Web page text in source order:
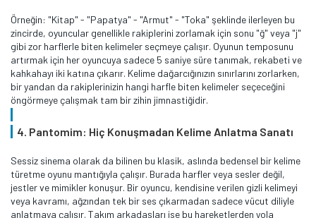
Örneğin: "Kitap" - "Papatya" - "Armut" - "Toka" şeklinde ilerleyen bu
zincirde, oyuncular genellikle rakiplerini zorlamak için sonu "ğ" veya "j"
gibi zor harflerle biten kelimeler seçmeye çalışır. Oyunun temposunu
artırmak için her oyuncuya sadece 5 saniye süre tanımak, rekabeti ve
kahkahayı iki katına çıkarır. Kelime dağarcığınızın sınırlarını zorlarken,
bir yandan da rakiplerinizin hangi harfle biten kelimeler seçeceğini
öngörmeye çalışmak tam bir zihin jimnastiğidir.
4. Pantomim: Hiç Konuşmadan Kelime Anlatma Sanatı
Sessiz sinema olarak da bilinen bu klasik, aslında bedensel bir kelime
türetme oyunu mantığıyla çalışır. Burada harfler veya sesler değil,
jestler ve mimikler konuşur. Bir oyuncu, kendisine verilen gizli kelimeyi
veya kavramı, ağzından tek bir ses çıkarmadan sadece vücut diliyle
anlatmaya çalışır. Takım arkadaşları ise bu hareketlerden yola